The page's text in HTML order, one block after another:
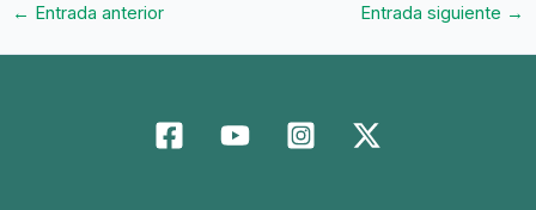
← Entrada anterior Entrada siguiente →